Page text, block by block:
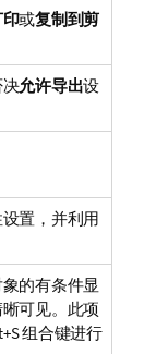
或复制到剪
决允许导出设
置，并利用
的有条件显
可见。此项
组合键进行